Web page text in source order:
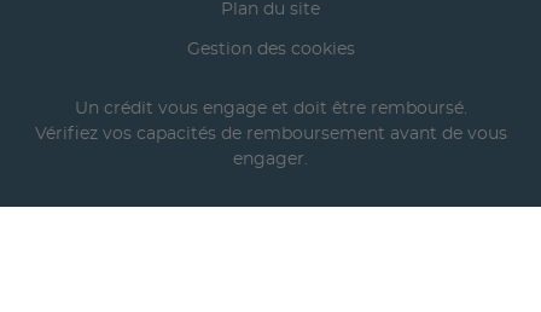
Plan du site
Gestion des cookies
Un crédit vous engage et doit être remboursé.
Vérifiez vos capacités de remboursement avant de vous
engager.